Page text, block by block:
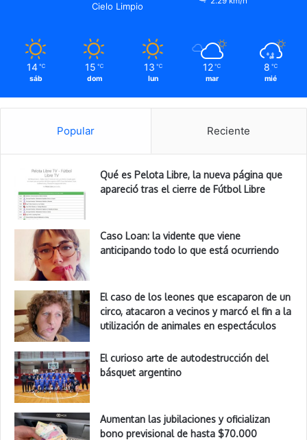
Cielo Limpio
14 ℃
sáb
15 ℃
dom
13 ℃
lun
12 ℃
mar
8 ℃
mié
Popular Reciente
Qué es Pelota Libre, la nueva página que
apareció tras el cierre de Fútbol Libre
Caso Loan: la vidente que viene
anticipando todo lo que está ocurriendo
El caso de los leones que escaparon de un
circo, atacaron a vecinos y marcó el fin a la
utilización de animales en espectáculos
El curioso arte de autodestrucción del
básquet argentino
Aumentan las jubilaciones y oficializan
bono previsional de hasta $70.000